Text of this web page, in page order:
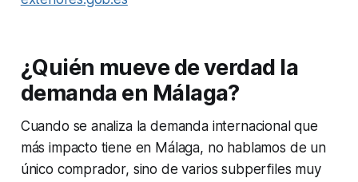
¿Quién mueve de verdad la
demanda en Málaga?
Cuando se analiza la demanda internacional que
más impacto tiene en Málaga, no hablamos de un
único comprador, sino de varios subperfiles muy